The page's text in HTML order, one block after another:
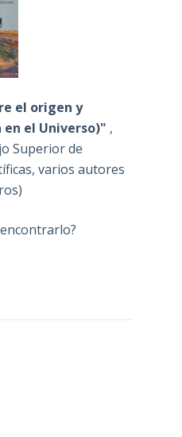
el origen y
en el Universo)" ,
Superior de
varios autores